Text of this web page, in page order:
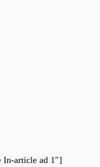
In-article ad 1″]